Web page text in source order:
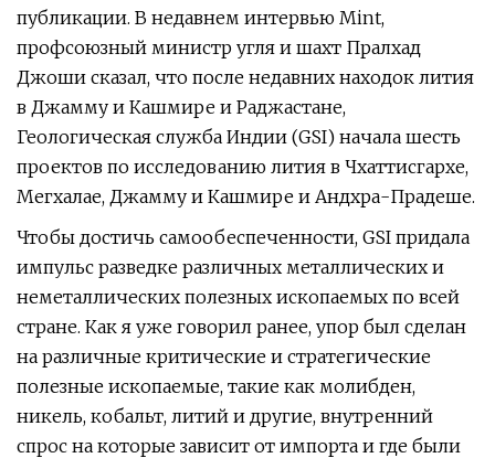
публикации. В недавнем интервью Mint,
профсоюзный министр угля и шахт Пралхад
Джоши сказал, что после недавних находок лития
в Джамму и Кашмире и Раджастане,
Геологическая служба Индии (GSI) начала шесть
проектов по исследованию лития в Чхаттисгархе,
Мегхалае, Джамму и Кашмире и Андхра-Прадеше.
Чтобы достичь самообеспеченности, GSI придала
импульс разведке различных металлических и
неметаллических полезных ископаемых по всей
стране. Как я уже говорил ранее, упор был сделан
на различные критические и стратегические
полезные ископаемые, такие как молибден,
никель, кобальт, литий и другие, внутренний
спрос на которые зависит от импорта и где были